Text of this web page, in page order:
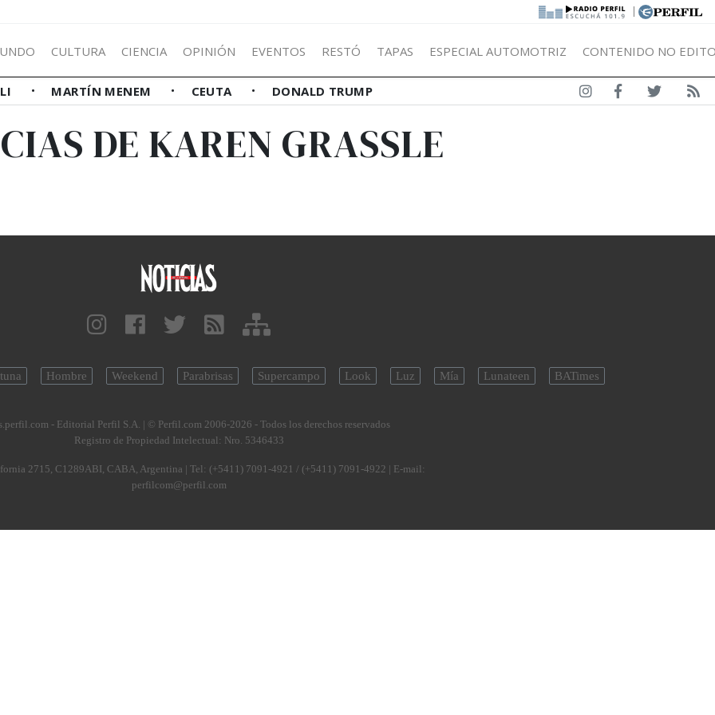
|
CULTURA CIENCIA OPINIÓN EVENTOS RESTÓ TAPAS ESPECIAL AUTOMOTRIZ CONTENIDO NO
MARTÍN MENEM CEUTA DONALD TRUMP
DE KAREN GRASSLE
Hombre Weekend Parabrisas Supercampo Look Luz Mía Lunateen BATimes
- Editorial Perfil S.A. | © Perfil.com 2006-2026 - Todos los derechos reservados
Registro de Propiedad Intelectual: Nro. 5346433
2715, C1289ABI, CABA, Argentina | Tel: (+5411) 7091-4921 / (+5411) 7091-4922 | E-mail:
perfilcom@perfil.com